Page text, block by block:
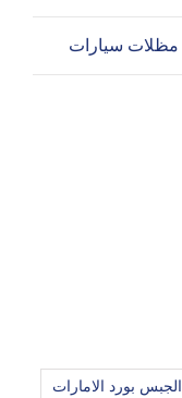
الجبس بورد الامارات